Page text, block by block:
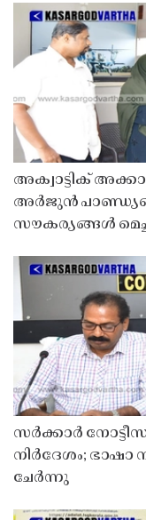
അക്വാട്ടിക്
അർജുൻ
സൗകര്യങ്ങൾ
സർക്കാർ
നിർദേശം; ഭാഷാ
ചേർന്നു